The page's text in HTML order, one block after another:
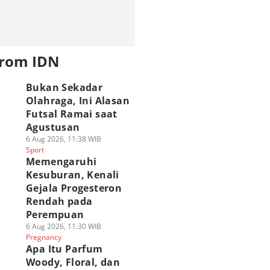
IDN
Bukan Sekadar
Olahraga, Ini Alasan
Futsal Ramai saat
Agustusan
6 Aug 2026, 11:38 WIB
Sport
Memengaruhi
Kesuburan, Kenali
Gejala Progesteron
Rendah pada
Perempuan
6 Aug 2026, 11:30 WIB
Pregnancy
Apa Itu Parfum
Woody, Floral, dan